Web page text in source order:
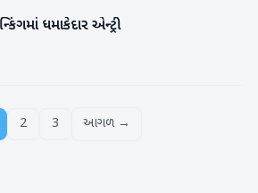
ધમાકેદાર એન્ટ્રી
2 3 આગળ →